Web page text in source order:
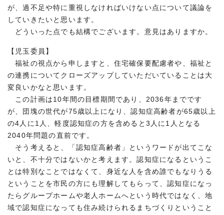
が、過不足や特に重視しなければいけない点について議論を
していきたいと思います。
どういった点でも結構でございます。意見はありますか。
【児玉委員】
福祉の視点から申しますと、住宅確保要配慮者や、福祉と
の連携についてクローズアップしていただいていることは大
変良いかなと思います。
この計画は10年間の目標期間であり、2036年までです
が、団塊の世代が75歳以上になり、認知症高齢者が65歳以上
の4人に1人、軽度認知症の方を含めると3人に1人となる
2040年問題の直前です。
そう考えると、「認知症高齢者」というワードが出てこな
いと、不十分ではないかと考えます。認知症になるというこ
とは特別なことではなくて、身近な人を含め誰でもなりうる
ということを市民の方にも理解してもらって、認知症になっ
たらグループホームや老人ホームへという時代ではなく、地
域で認知症になっても住み続けられるまちづくりということ